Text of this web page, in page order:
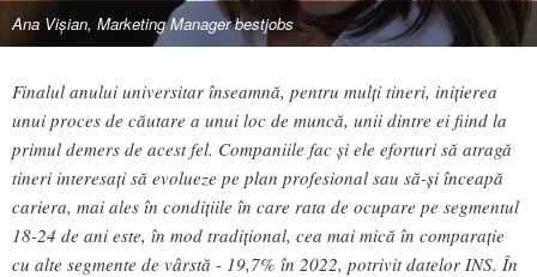
Ana Vișian, Marketing Manager bestjobs
Finalul anului universitar înseamnă, pentru mulți tineri, inițierea
unui proces de căutare a unui loc de muncă, unii dintre ei fiind la
primul demers de acest fel. Companiile fac și ele eforturi să atragă
tineri interesați să evolueze pe plan profesional sau să-și înceapă
cariera, mai ales în condițiile în care rata de ocupare pe segmentul
18-24 de ani este, în mod tradițional, cea mai mică în comparație
cu alte segmente de vârstă - 19,7% în 2022, potrivit datelor INS. În